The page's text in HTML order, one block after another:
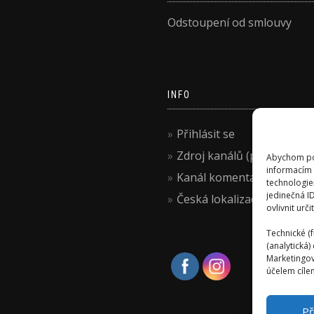
Abychom
informacím
jedinečná
ovlivnit
Technické
účelem
Odstoupení od smlouvy
INFO
Přihlásit se
Zdroj kanálů (příspěvky)
Kanál komentářů
Česká lokalizace